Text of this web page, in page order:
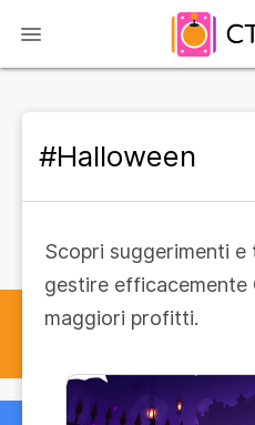
#Halloween
Scopri suggerimenti
gestire efficacemente
maggiori profitti.